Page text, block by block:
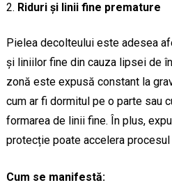
Riduri și linii fine premature
Pielea decolteului este adesea
și liniilor fine din cauza lipsei de
zonă este expusă constant la
cum ar fi dormitul pe o parte sau
formarea de linii fine. În plus,
protecție poate accelera
Cum se manifestă: